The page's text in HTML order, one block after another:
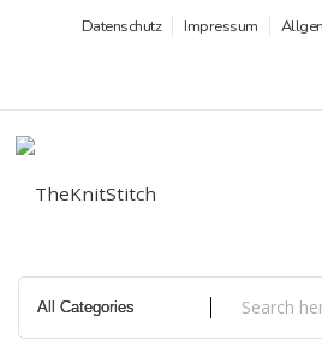
Datenschutz Impressum